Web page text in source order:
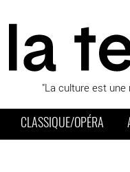
"La culture est
CLASSIQUE/OPÉRA